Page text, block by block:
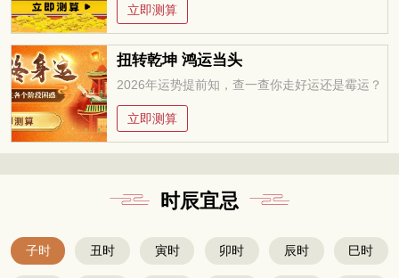
立即测算
扭转乾坤 鸿运当头
2026年运势提前知，查一查你走好运还是霉运？
立即测算
时辰宜忌
子时 丑时 寅时 卯时 辰时 巳时